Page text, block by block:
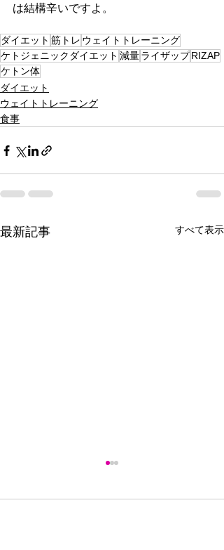
は結構辛いですよ。
ダイエット 筋トレ ウェイトトレーニング
ケトジェニックダイエット 減量ライザップRIZAP
ケトン体
ダイエット
ウェイトトレーニング
食事
最新記事 すべて表示